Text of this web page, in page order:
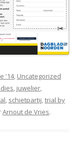
'14, Uncategorized
, juwelier,
, schietpartij,trial by
Arnout de Vries.